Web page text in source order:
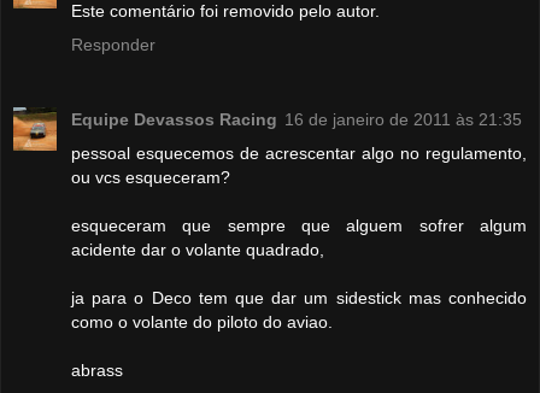
Este comentário foi removido pelo autor.
Responder
Equipe Devassos Racing 16 de janeiro de 2011 às 21:35
pessoal esquecemos de acrescentar algo no regulamento,
ou vcs esqueceram?
esqueceram que sempre que alguem sofrer algum
acidente dar o volante quadrado,
ja para o Deco tem que dar um sidestick mas conhecido
como o volante do piloto do aviao.
abrass